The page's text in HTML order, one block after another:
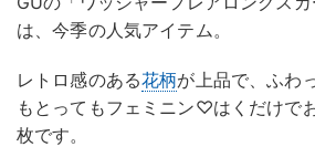
は、今季の人気アイテム。
レトロ感のある花柄が上品で、ふわ
もとってもフェミニン♡はくだけで
枚です。